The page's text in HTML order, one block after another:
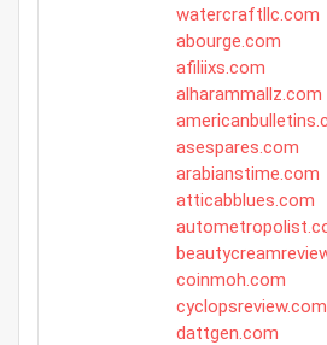
watercraftllc.com
abourge.com
afiliixs.com
alharammallz.com
asespares.com
arabianstime.com
atticabblues.com
coinmoh.com
cyclopsreview.com
dattgen.com